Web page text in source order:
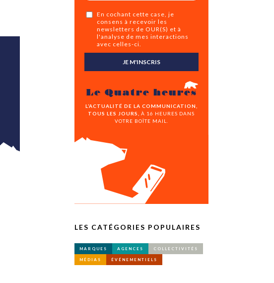
En cochant cette case, je
consens à recevoir les
newsletters de OUR(S) et à
l'analyse de mes interactions
avec celles-ci.
JE M'INSCRIS
Le Quatre heures
L’ACTUALITÉ DE LA COMMUNICATION,
TOUS LES JOURS,
À 16 HEURES DANS
VOTRE BOÎTE MAIL.
LES CATÉGORIES POPULAIRES
MARQUES AGENCES COLLECTIVITÉS
MÉDIAS ÉVÉNEMENTIELS